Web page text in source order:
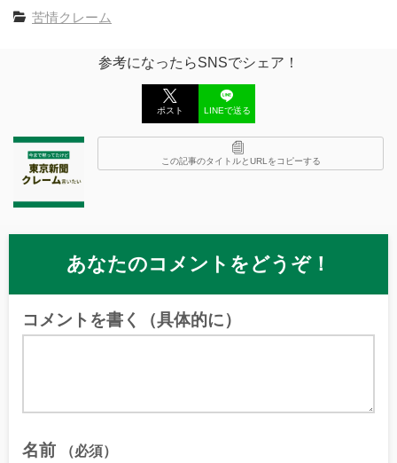
苦情クレーム
参考になったらSNSでシェア！
ポスト LINEで送る
この記事のタイトルとURLをコピーする
あなたのコメントをどうぞ！
コメントを書く（具体的に）
名前 （必須）